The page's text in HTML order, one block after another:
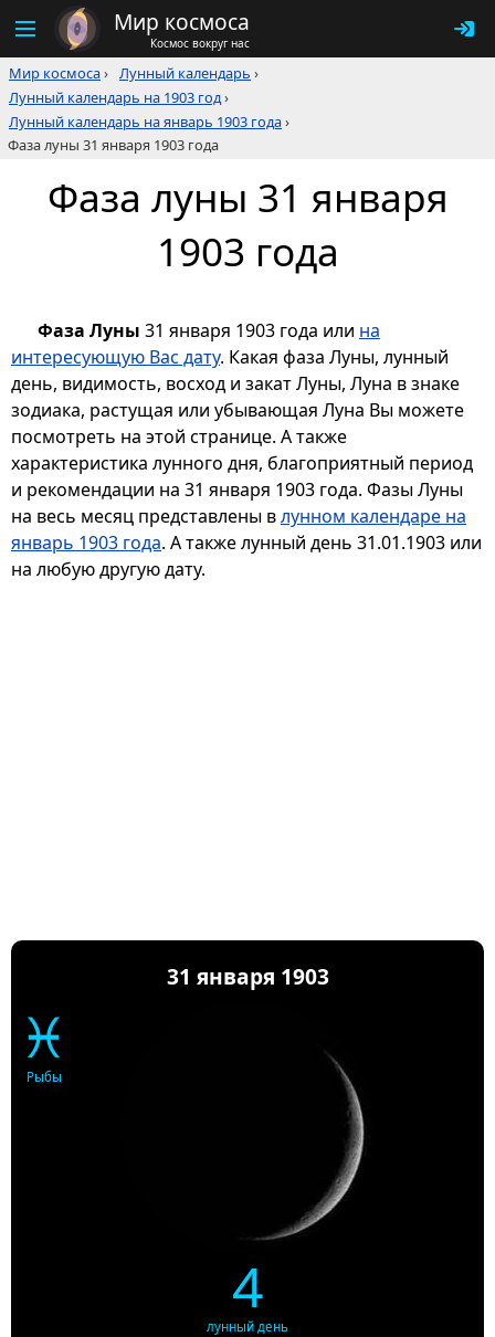
Мир космоса
Космос вокруг нас
Мир космоса› Лунный календарь ›
Лунный календарь на 1903 год›
Лунный календарь на январь 1903 года›
Фаза луны 31 января 1903 года
Фаза луны 31 января
1903 года
Фаза Луны 31 января 1903 года или на
интересующую Вас дату. Какая фаза Луны, лунный
день, видимость, восход и закат Луны, Луна в знаке
зодиака, растущая или убывающая Луна Вы можете
посмотреть на этой странице. А также
характеристика лунного дня, благоприятный период
и рекомендации на 31 января 1903 года. Фазы Луны
на весь месяц представлены влунном календаре на
январь 1903 года. А также лунный день 31.01.1903 или
на любую другую дату.
31 января 1903
♓
Рыбы
4
лунный день